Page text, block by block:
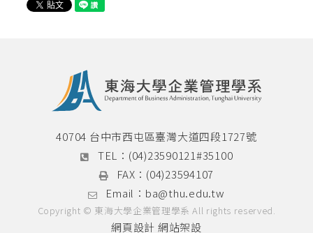
40704 台中市西屯區臺灣大道四段1727號
TEL： (04)23590121#35100
FAX： (04)23594107
Email： ba@thu.edu.tw
Copyright © 東海大學企業管理學系 All rights reserved.
網頁設計 網站架設